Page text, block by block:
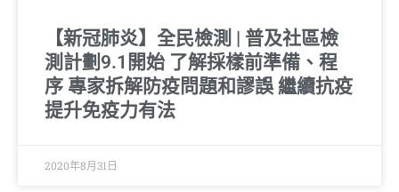
【新冠肺炎】全民檢測 | 普及社區檢
測計劃9.1開始 了解採樣前準備、程
序 專家拆解防疫問題和謬誤 繼續抗疫
提升免疫力有法
2020年8月31日